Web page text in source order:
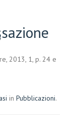
2013, 1, p. 24 e
in Pubblicazioni.